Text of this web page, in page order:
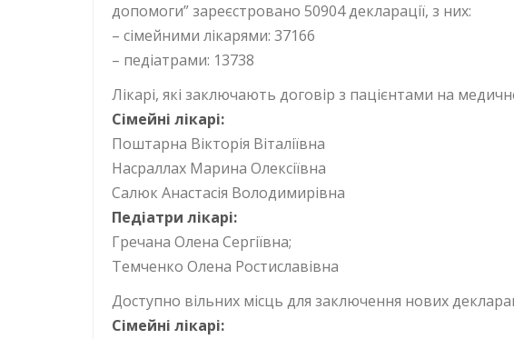
допомоги” зареєстровано 50904 декларації, з них:
– сімейними лікарями: 37166
– педіатрами: 13738
Лікарі, які заключають договір з пацієнтами на
Сімейні лікарі:
Поштарна Вікторія Віталіївна
Насраллах Марина Олексіївна
Салюк Анастасія Володимирівна
Педіатри лікарі:
Гречана Олена Сергіївна;
Темченко Олена Ростиславівна
Доступно вільних місць для заключення нових
Сімейні лікарі: